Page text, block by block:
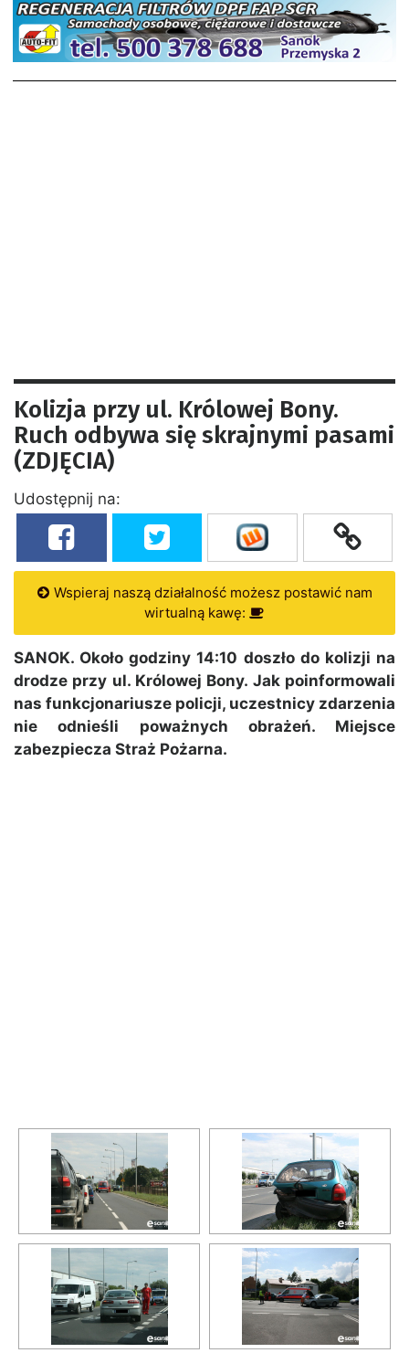
Kolizja przy ul. Królowej Bony.
Ruch odbywa się skrajnymi pasami
(ZDJĘCIA)
Udostępnij na:
Wspieraj naszą działalność możesz postawić nam
wirtualną kawę:
SANOK. Około godziny 14:10 doszło do kolizji na
drodze przy ul. Królowej Bony. Jak poinformowali
nas funkcjonariusze policji, uczestnicy zdarzenia
nie odnieśli poważnych obrażeń. Miejsce
zabezpiecza Straż Pożarna.